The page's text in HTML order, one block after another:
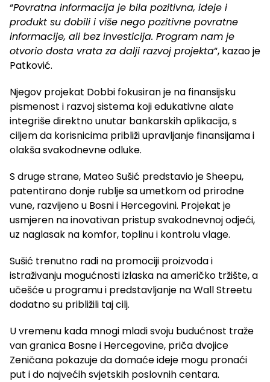
“Povratna informacija je bila pozitivna, ideje i
produkt su dobili i više nego pozitivne povratne
informacije, ali bez investicija. Program nam je
otvorio dosta vrata za dalji razvoj projekta“, kazao je
Patković.
Njegov projekat Dobbi fokusiran je na finansijsku
pismenost i razvoj sistema koji edukativne alate
integriše direktno unutar bankarskih aplikacija, s
ciljem da korisnicima približi upravljanje finansijama i
olakša svakodnevne odluke.
S druge strane, Mateo Sušić predstavio je Sheepu,
patentirano donje rublje sa umetkom od prirodne
vune, razvijeno u Bosni i Hercegovini. Projekat je
usmjeren na inovativan pristup svakodnevnoj odjeći,
uz naglasak na komfor, toplinu i kontrolu vlage.
Sušić trenutno radi na promociji proizvoda i
istraživanju mogućnosti izlaska na američko tržište, a
učešće u programu i predstavljanje na Wall Streetu
dodatno su približili taj cilj.
U vremenu kada mnogi mladi svoju budućnost traže
van granica Bosne i Hercegovine, priča dvojice
Zeničana pokazuje da domaće ideje mogu pronaći
put i do najvećih svjetskih poslovnih centara.